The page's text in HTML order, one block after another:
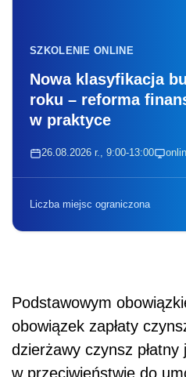
SZKOLENIE ONLINE
Nowa klasyfikacja
roku – reforma
w praktyce
26.08.2026 r., 9:00-13:00
Liczba miejsc ograniczona
Podstawowym
obowiązek zapłaty
dzierżawy czynsz płatny
w przeciwieństwie do